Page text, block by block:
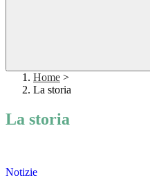
Home >
La storia
La storia
Notizie